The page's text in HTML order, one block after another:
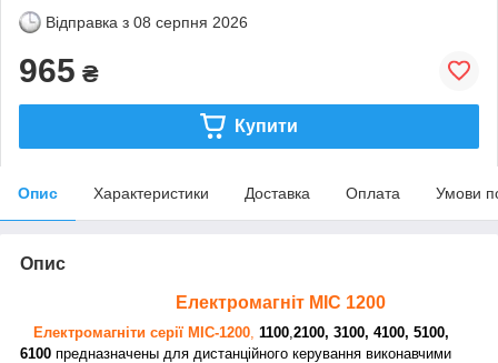
Відправка з 08 серпня 2026
965 ₴
Купити
Опис Характеристики Доставка Оплата Умови
Опис
Електромагніт МІС 1200
Електромагніти серії МІС-1200 1100 2100, 3100, 4100, 5100,
6100 предназначены для дистанційного керування виконавчими